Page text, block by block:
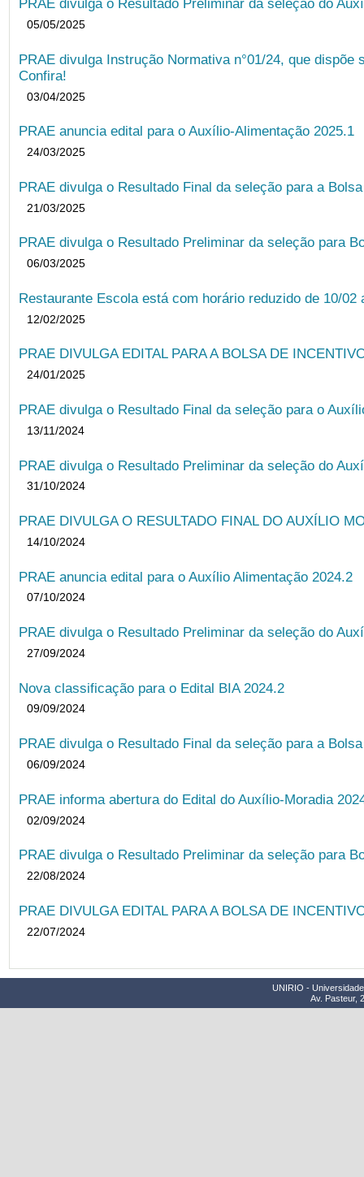
PRAE divulga o Resultado Preliminar da seleção do
05/05/2025
PRAE divulga Instrução Normativa n°01/24, que
Confira!
03/04/2025
PRAE anuncia edital para o Auxílio-Alimentação 2025.1
24/03/2025
PRAE divulga o Resultado Final da seleção para a
21/03/2025
PRAE divulga o Resultado Preliminar da seleção para
06/03/2025
Restaurante Escola está com horário reduzido de 10/
12/02/2025
PRAE DIVULGA EDITAL PARA A BOLSA DE
24/01/2025
PRAE divulga o Resultado Final da seleção para o
13/11/2024
PRAE divulga o Resultado Preliminar da seleção do
31/10/2024
PRAE DIVULGA O RESULTADO FINAL DO AUXÍLIO
14/10/2024
PRAE anuncia edital para o Auxílio Alimentação 2024.2
07/10/2024
PRAE divulga o Resultado Preliminar da seleção do
27/09/2024
Nova classificação para o Edital BIA 2024.2
09/09/2024
PRAE divulga o Resultado Final da seleção para a
06/09/2024
PRAE informa abertura do Edital do Auxílio-Moradia
02/09/2024
PRAE divulga o Resultado Preliminar da seleção para
22/08/2024
PRAE DIVULGA EDITAL PARA A BOLSA DE
22/07/2024
UNIRIO -
Av. Pasteur,